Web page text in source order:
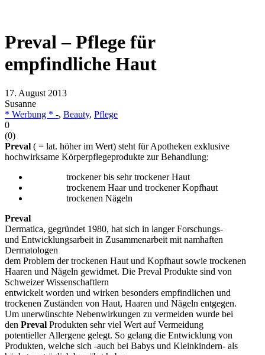
Preval – Pflege für
empfindliche Haut
17. August 2013
Susanne
* Werbung * -, Beauty, Pflege
0
(0)
Preval ( = lat. höher im Wert) steht für Apotheken exklusive
hochwirksame Körperpflegeprodukte zur Behandlung:
trockener bis sehr trockener Haut
trockenem Haar und trockener Kopfhaut
trockenen Nägeln
Preval
Dermatica, gegründet 1980, hat sich in langer Forschungs-
und Entwicklungsarbeit in Zusammenarbeit mit namhaften
Dermatologen
dem Problem der trockenen Haut und Kopfhaut sowie trockenen
Haaren und Nägeln gewidmet. Die Preval Produkte sind von
Schweizer Wissenschaftlern
entwickelt worden und wirken besonders empfindlichen und
trockenen Zuständen von Haut, Haaren und Nägeln entgegen.
Um unerwünschte Nebenwirkungen zu vermeiden wurde bei
den Preval Produkten sehr viel Wert auf Vermeidung
potentieller Allergene gelegt. So gelang die Entwicklung von
Produkten, welche sich -auch bei Babys und Kleinkindern- als